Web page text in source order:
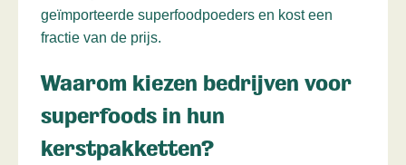
geïmporteerde superfoodpoeders en kost een
fractie van de prijs.
Waarom kiezen bedrijven voor
superfoods in hun
kerstpakketten?